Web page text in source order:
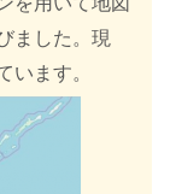
ました。現
います。